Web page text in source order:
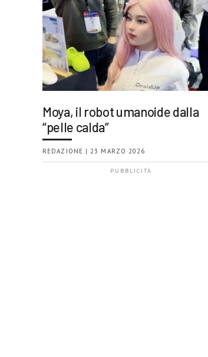
Moya, il robot umanoide dalla
“pelle calda”
REDAZIONE | 23 MARZO 2026